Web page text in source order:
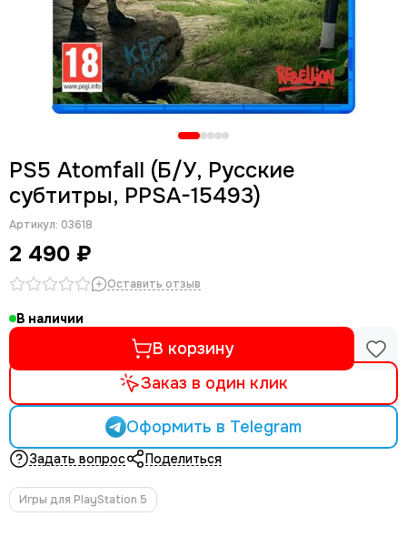
PS5 Atomfall (Б/У, Русские
субтитры, PPSA-15493)
Артикул: 03618
2 490 ₽
Оставить отзыв
В наличии
В корзину
Заказ в один клик
Оформить в Telegram
Задать вопрос Поделиться
Игры для PlayStation 5